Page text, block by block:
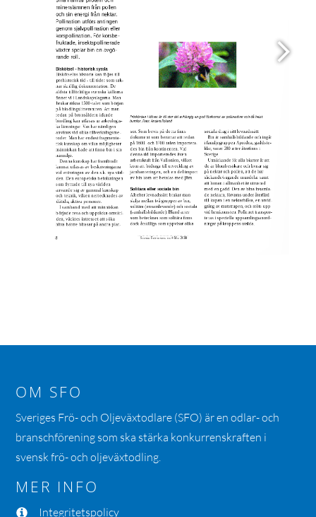
OM SFO
Sveriges Frö- och Oljeväxtodlare (SFO) är en odlar- och
branschförening som ska stärka konkurrenskraften i
svensk frö- och oljeväxtodling.
MER INFO
Integritetspolicy